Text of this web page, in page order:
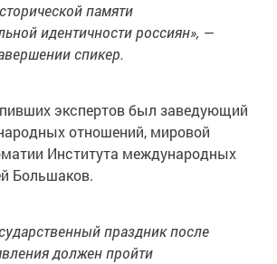
памяти
идентичности россиян», —
спикер.
экспертов был заведующий
отношений, мировой
Института международных
Большаков.
праздник после
должен пройти